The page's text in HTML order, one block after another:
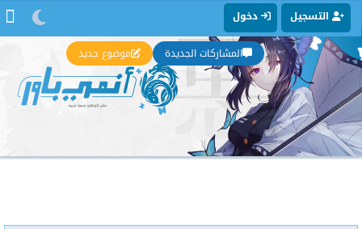
التسجيل دخول
المشاركات الجديدة موضوع جديد